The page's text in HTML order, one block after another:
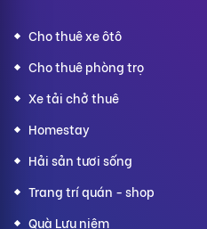
Cho thuê xe ôtô
Cho thuê phòng trọ
Xe tải chở thuê
Homestay
Hải sản tươi sống
Trang trí quán - shop
Quà Lưu niệm